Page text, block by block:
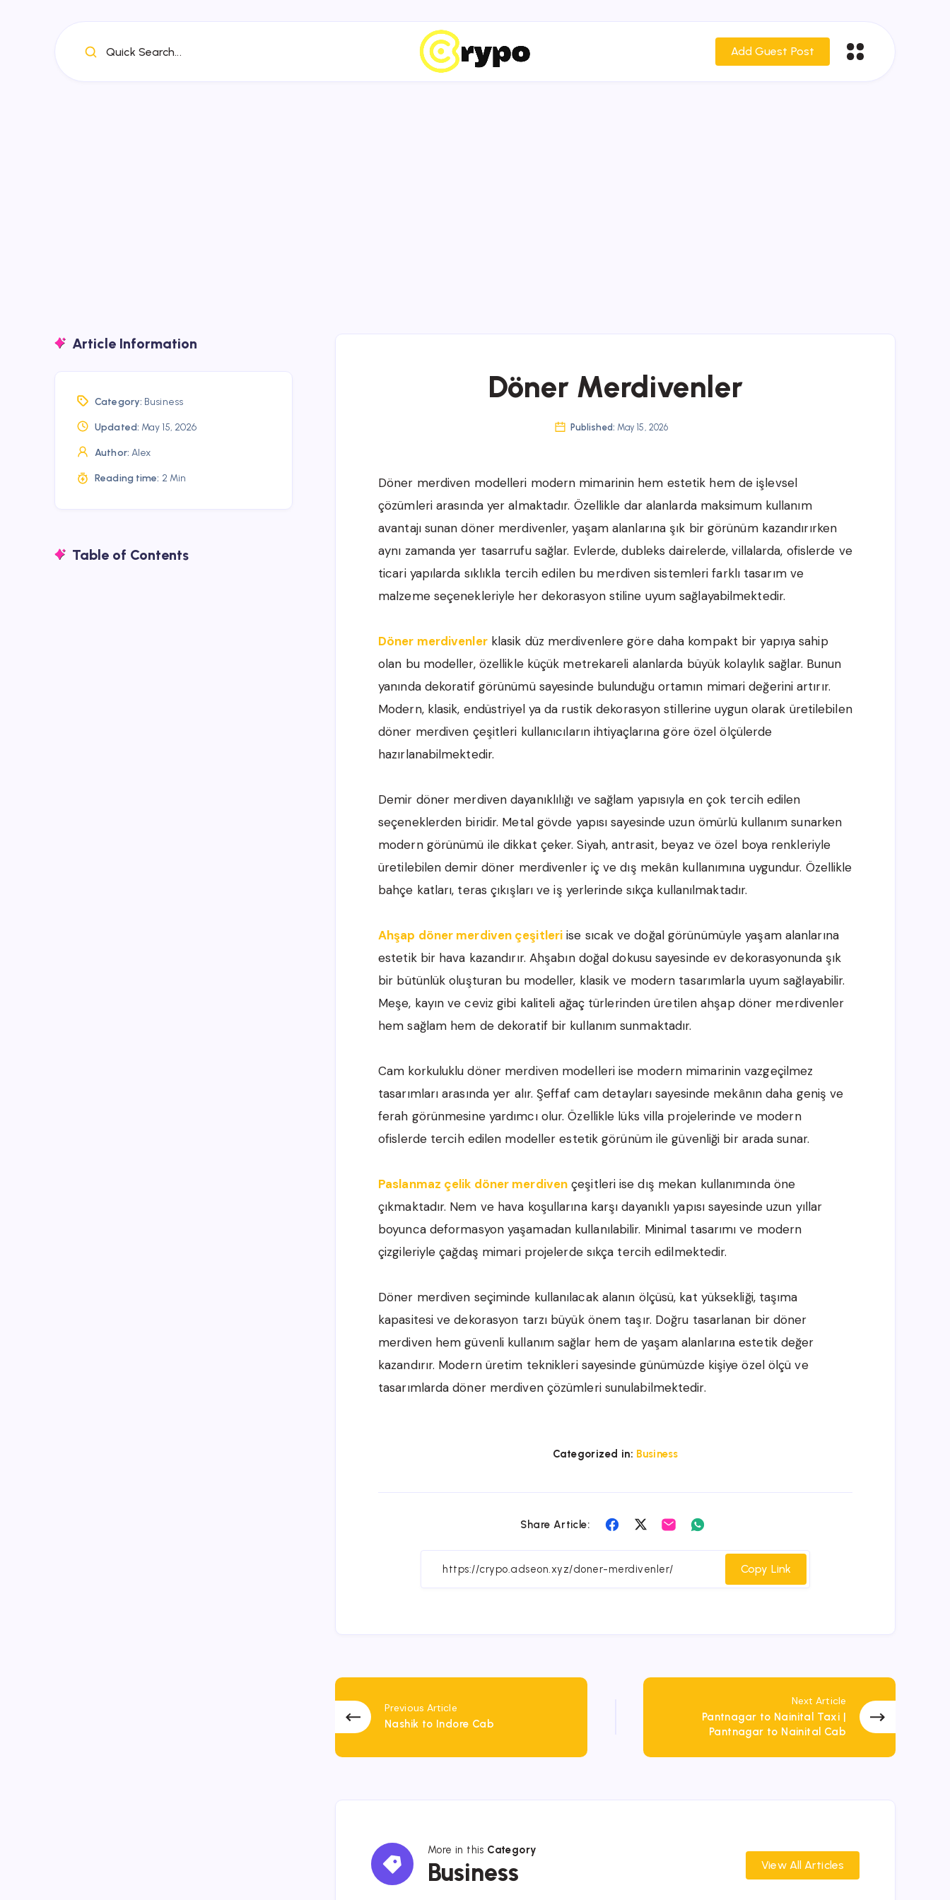
Quick Search... Add Guest Post
Döner Merdivenler
Published: May 15, 2026
Döner merdiven modelleri modern mimarinin hem estetik hem de işlevsel
çözümleri arasında yer almaktadır. Özellikle dar alanlarda maksimum kullanım
avantajı sunan döner merdivenler, yaşam alanlarına şık bir görünüm kazandırırken
aynı zamanda yer tasarrufu sağlar. Evlerde, dubleks dairelerde, villalarda, ofislerde ve
ticari yapılarda sıklıkla tercih edilen bu merdiven sistemleri farklı tasarım ve
malzeme seçenekleriyle her dekorasyon stiline uyum sağlayabilmektedir.
Döner merdivenlerklasik düz merdivenlere göre daha kompakt bir yapıya sahip
olan bu modeller, özellikle küçük metrekareli alanlarda büyük kolaylık sağlar. Bunun
yanında dekoratif görünümü sayesinde bulunduğu ortamın mimari değerini artırır.
Modern, klasik, endüstriyel ya da rustik dekorasyon stillerine uygun olarak üretilebilen
döner merdiven çeşitleri kullanıcıların ihtiyaçlarına göre özel ölçülerde
hazırlanabilmektedir.
Demir döner merdiven dayanıklılığı ve sağlam yapısıyla en çok tercih edilen
seçeneklerden biridir. Metal gövde yapısı sayesinde uzun ömürlü kullanım sunarken
modern görünümü ile dikkat çeker. Siyah, antrasit, beyaz ve özel boya renkleriyle
üretilebilen demir döner merdivenler iç ve dış mekân kullanımına uygundur. Özellikle
bahçe katları, teras çıkışları ve iş yerlerinde sıkça kullanılmaktadır.
Ahşap döner merdiven çeşitleri ise sıcak ve doğal görünümüyle yaşam alanlarına
estetik bir hava kazandırır. Ahşabın doğal dokusu sayesinde ev dekorasyonunda şık
bir bütünlük oluşturan bu modeller, klasik ve modern tasarımlarla uyum sağlayabilir.
Meşe, kayın ve ceviz gibi kaliteli ağaç türlerinden üretilen ahşap döner merdivenler
hem sağlam hem de dekoratif bir kullanım sunmaktadır.
Cam korkuluklu döner merdiven modelleri ise modern mimarinin vazgeçilmez
tasarımları arasında yer alır. Şeffaf cam detayları sayesinde mekânın daha geniş ve
ferah görünmesine yardımcı olur. Özellikle lüks villa projelerinde ve modern
ofislerde tercih edilen modeller estetik görünüm ile güvenliği bir arada sunar.
Paslanmaz çelik döner merdiven çeşitleri ise dış mekan kullanımında öne
çıkmaktadır. Nem ve hava koşullarına karşı dayanıklı yapısı sayesinde uzun yıllar
boyunca deformasyon yaşamadan kullanılabilir. Minimal tasarımı ve modern
çizgileriyle çağdaş mimari projelerde sıkça tercih edilmektedir.
Döner merdiven seçiminde kullanılacak alanın ölçüsü, kat yüksekliği, taşıma
kapasitesi ve dekorasyon tarzı büyük önem taşır. Doğru tasarlanan bir döner
merdiven hem güvenli kullanım sağlar hem de yaşam alanlarına estetik değer
kazandırır. Modern üretim teknikleri sayesinde günümüzde kişiye özel ölçü ve
tasarımlarda döner merdiven çözümleri sunulabilmektedir.
Categorized in: Business
Share Article:
Share
Facebook
Share
Twitter
Share
WhatsappCopy Link
Previous Article
Nashik to Indore Cab
Next Article
Pantnagar to Nainital Taxi |
Pantnagar to Nainital Cab
More in this Category
Business
Business
View All Articles
Article Information
Category: Business
Updated: May 15, 2026
Author: Alex
Reading time: 2 Min
Table of Contents